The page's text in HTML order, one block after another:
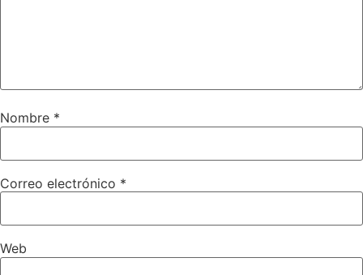
Nombre *
Correo electrónico *
Web